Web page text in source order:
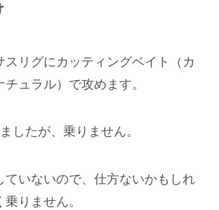
スリグにカッティングベイト（カ
ュラル）で攻めます。
したが、乗りません。
ていないので、仕方ないかもしれ
りません。